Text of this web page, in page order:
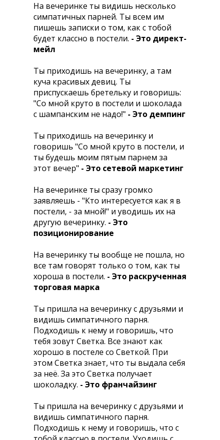
На вечеринке ты видишь несколько
симпатичных парней. Ты всем им
пишешь записки о том, как с тобой
будет классно в постели. - Это директ-
мейл
Ты приходишь на вечеринку, а там
куча красивых девиц. Ты
приспускаешь бретельку и говоришь:
"Со мной круто в постели и шоколада
с шампанским не надо!" - Это демпинг
Ты приходишь на вечеринку и
говоришь "Со мной круто в постели, и
ты будешь моим пятым парнем за
этот вечер" - Это сетевой маркетинг
Hа вечеринке ты сразу громко
заявляешь - "Кто интересуется как я в
постели, - за мной!" и уводишь их на
другую вечеринку. - Это
позиционирование
Hа вечеринку ты вообще не пошла, но
все там говорят только о том, как ты
хороша в постели. - Это раскрученная
торговая марка
Ты пришла на вечеринку с друзьями и
видишь симпатичного парня.
Подходишь к нему и говоришь, что
тебя зовут Светка. Все знают как
хорошо в постеле со Светкой. При
этом Светка знает, что ты выдала себя
за неё. За это Светка получает
шоколадку. - Это франчайзинг
Ты пришла на вечеринку с друзьями и
видишь симпатичного парня.
Подходишь к нему и говоришь, что с